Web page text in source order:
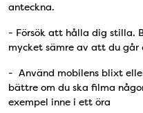
anteckna.
- Försök att hålla dig stilla.
mycket sämre av att du går
- Använd mobilens blixt
bättre om du ska filma
exempel inne i ett öra